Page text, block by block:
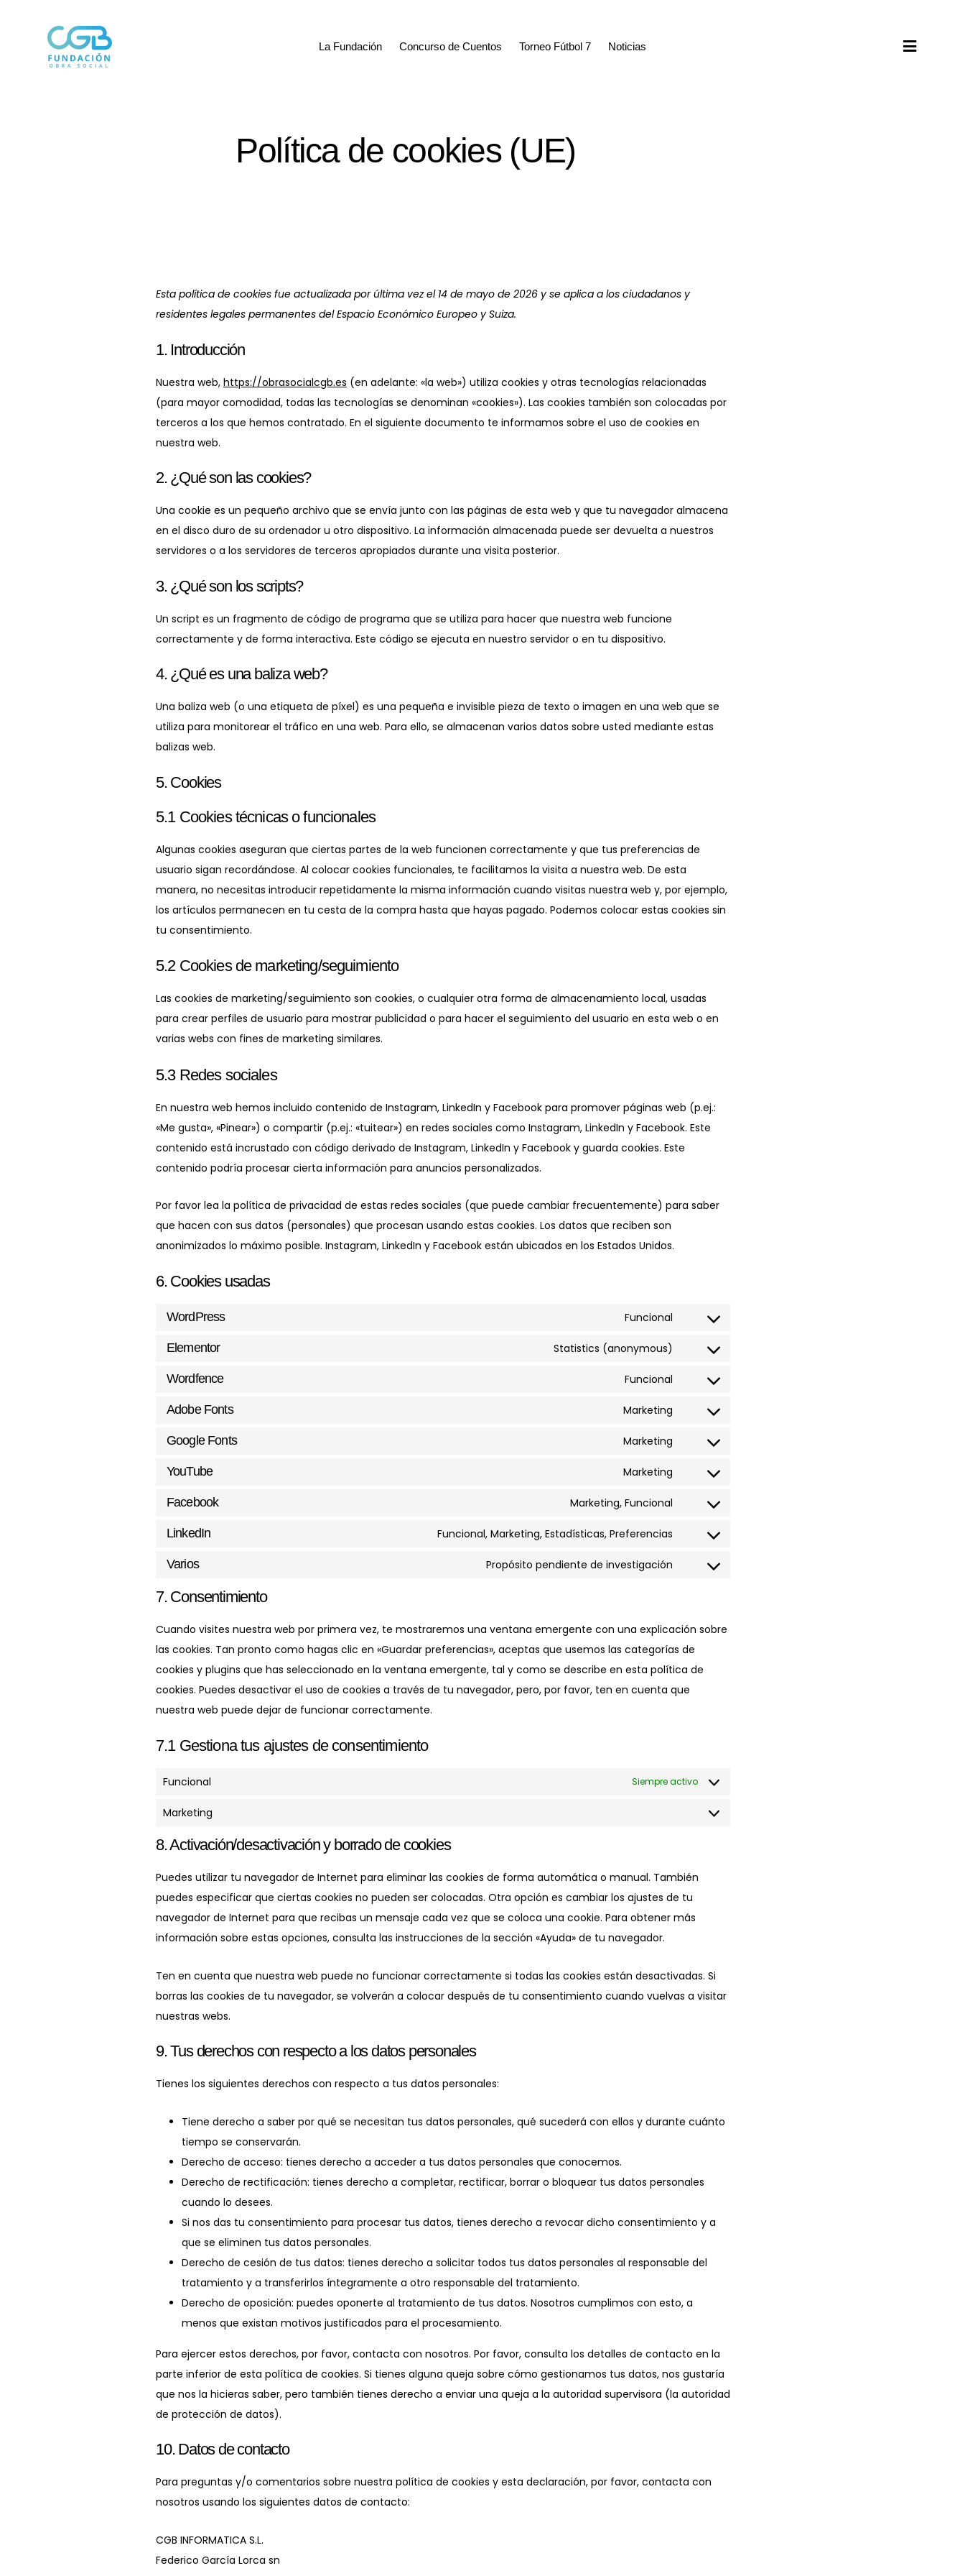
La Fundación Concurso de Cuentos Torneo Fútbol 7 Noticias
Política de cookies (UE)
Esta política de cookies fue actualizada por última vez el 14 de mayo de 2026 y se aplica a los ciudadanos y
residentes legales permanentes del Espacio Económico Europeo y Suiza.
1. Introducción
Nuestra web, https://obrasocialcgb.es (en adelante: «la web») utiliza cookies y otras tecnologías relacionadas
(para mayor comodidad, todas las tecnologías se denominan «cookies»). Las cookies también son colocadas por
terceros a los que hemos contratado. En el siguiente documento te informamos sobre el uso de cookies en
nuestra web.
2. ¿Qué son las cookies?
Una cookie es un pequeño archivo que se envía junto con las páginas de esta web y que tu navegador almacena
en el disco duro de su ordenador u otro dispositivo. La información almacenada puede ser devuelta a nuestros
servidores o a los servidores de terceros apropiados durante una visita posterior.
3. ¿Qué son los scripts?
Un script es un fragmento de código de programa que se utiliza para hacer que nuestra web funcione
correctamente y de forma interactiva. Este código se ejecuta en nuestro servidor o en tu dispositivo.
4. ¿Qué es una baliza web?
Una baliza web (o una etiqueta de píxel) es una pequeña e invisible pieza de texto o imagen en una web que se
utiliza para monitorear el tráfico en una web. Para ello, se almacenan varios datos sobre usted mediante estas
balizas web.
5. Cookies
5.1 Cookies técnicas o funcionales
Algunas cookies aseguran que ciertas partes de la web funcionen correctamente y que tus preferencias de
usuario sigan recordándose. Al colocar cookies funcionales, te facilitamos la visita a nuestra web. De esta
manera, no necesitas introducir repetidamente la misma información cuando visitas nuestra web y, por ejemplo,
los artículos permanecen en tu cesta de la compra hasta que hayas pagado. Podemos colocar estas cookies sin
tu consentimiento.
5.2 Cookies de marketing/seguimiento
Las cookies de marketing/seguimiento son cookies, o cualquier otra forma de almacenamiento local, usadas
para crear perfiles de usuario para mostrar publicidad o para hacer el seguimiento del usuario en esta web o en
varias webs con fines de marketing similares.
5.3 Redes sociales
En nuestra web hemos incluido contenido de Instagram, LinkedIn y Facebook para promover páginas web (p.ej.:
«Me gusta», «Pinear») o compartir (p.ej.: «tuitear») en redes sociales como Instagram, LinkedIn y Facebook. Este
contenido está incrustado con código derivado de Instagram, LinkedIn y Facebook y guarda cookies. Este
contenido podría procesar cierta información para anuncios personalizados.
Por favor lea la política de privacidad de estas redes sociales (que puede cambiar frecuentemente) para saber
que hacen con sus datos (personales) que procesan usando estas cookies. Los datos que reciben son
anonimizados lo máximo posible. Instagram, LinkedIn y Facebook están ubicados en los Estados Unidos.
6. Cookies usadas
WordPress Funcional
Elementor Statistics (anonymous)
Wordfence Funcional
Adobe Fonts Marketing
Google Fonts Marketing
YouTube Marketing
Facebook Marketing, Funcional
LinkedIn Funcional, Marketing, Estadísticas, Preferencias
Varios Propósito pendiente de investigación
7. Consentimiento
Cuando visites nuestra web por primera vez, te mostraremos una ventana emergente con una explicación sobre
las cookies. Tan pronto como hagas clic en «Guardar preferencias», aceptas que usemos las categorías de
cookies y plugins que has seleccionado en la ventana emergente, tal y como se describe en esta política de
cookies. Puedes desactivar el uso de cookies a través de tu navegador, pero, por favor, ten en cuenta que
nuestra web puede dejar de funcionar correctamente.
7.1 Gestiona tus ajustes de consentimiento
Funcional Siempre activo
Marketing
8. Activación/desactivación y borrado de cookies
Puedes utilizar tu navegador de Internet para eliminar las cookies de forma automática o manual. También
puedes especificar que ciertas cookies no pueden ser colocadas. Otra opción es cambiar los ajustes de tu
navegador de Internet para que recibas un mensaje cada vez que se coloca una cookie. Para obtener más
información sobre estas opciones, consulta las instrucciones de la sección «Ayuda» de tu navegador.
Ten en cuenta que nuestra web puede no funcionar correctamente si todas las cookies están desactivadas. Si
borras las cookies de tu navegador, se volverán a colocar después de tu consentimiento cuando vuelvas a visitar
nuestras webs.
9. Tus derechos con respecto a los datos personales
Tienes los siguientes derechos con respecto a tus datos personales:
Tiene derecho a saber por qué se necesitan tus datos personales, qué sucederá con ellos y durante cuánto
tiempo se conservarán.
Derecho de acceso: tienes derecho a acceder a tus datos personales que conocemos.
Derecho de rectificación: tienes derecho a completar, rectificar, borrar o bloquear tus datos personales
cuando lo desees.
Si nos das tu consentimiento para procesar tus datos, tienes derecho a revocar dicho consentimiento y a
que se eliminen tus datos personales.
Derecho de cesión de tus datos: tienes derecho a solicitar todos tus datos personales al responsable del
tratamiento y a transferirlos íntegramente a otro responsable del tratamiento.
Derecho de oposición: puedes oponerte al tratamiento de tus datos. Nosotros cumplimos con esto, a
menos que existan motivos justificados para el procesamiento.
Para ejercer estos derechos, por favor, contacta con nosotros. Por favor, consulta los detalles de contacto en la
parte inferior de esta política de cookies. Si tienes alguna queja sobre cómo gestionamos tus datos, nos gustaría
que nos la hicieras saber, pero también tienes derecho a enviar una queja a la autoridad supervisora (la autoridad
de protección de datos).
10. Datos de contacto
Para preguntas y/o comentarios sobre nuestra política de cookies y esta declaración, por favor, contacta con
nosotros usando los siguientes datos de contacto:
CGB INFORMATICA S.L.
Federico García Lorca sn